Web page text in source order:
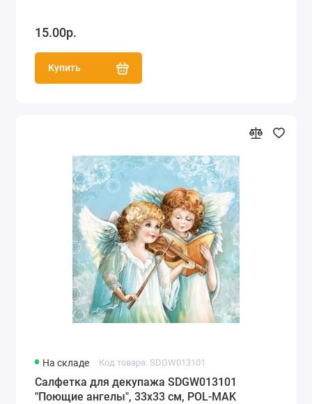
15.00р.
Купить
На складе Код товара: SDGW013101
Салфетка для декупажа SDGW013101
"Поющие ангелы", 33х33 см, POL-MAK